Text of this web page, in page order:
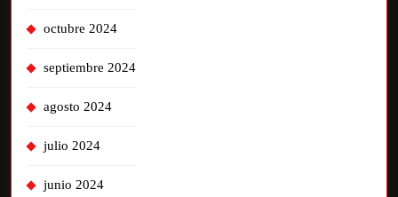
octubre 2024
septiembre 2024
agosto 2024
julio 2024
junio 2024